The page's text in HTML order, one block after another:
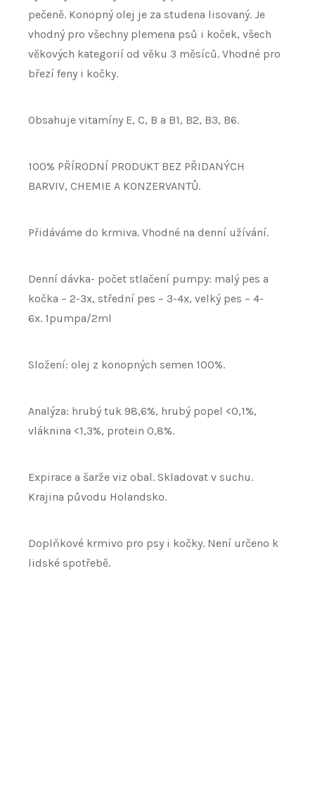
pečeně. Konopný olej je za studena lisovaný. Je
vhodný pro všechny plemena psů i koček, všech
věkových kategorií od věku 3 měsíců. Vhodné pro
březí feny i kočky.
Obsahuje vitamíny E, C, B a B1, B2, B3, B6.
100% PŘÍRODNÍ PRODUKT BEZ PŘIDANÝCH
BARVIV, CHEMIE A KONZERVANTŮ.
Přidáváme do krmiva. Vhodné na denní užívání.
Denní dávka- počet stlačení pumpy: malý pes a
kočka – 2-3x, střední pes – 3-4x, velký pes – 4-
6x. 1pumpa/2ml
Složení: olej z konopných semen 100%.
Analýza: hrubý tuk 98,6%, hrubý popel <0,1%,
vláknina <1,3%, protein 0,8%.
Expirace a šarže viz obal. Skladovat v suchu.
Krajina původu Holandsko.
Doplňkové krmivo pro psy i kočky. Není určeno k
lidské spotřebě.